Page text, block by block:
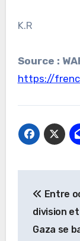
K.R
Source :
https://
de
Entre
division
Gaza se